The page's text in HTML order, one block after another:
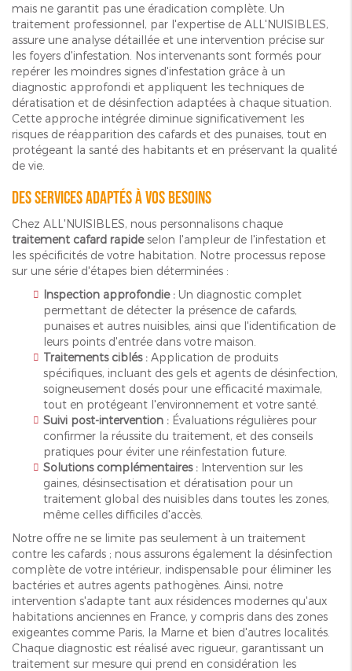
mais ne garantit pas une éradication complète. Un
traitement professionnel, par l'expertise de ALL'NUISIBLES,
assure une analyse détaillée et une intervention précise sur
les foyers d'infestation. Nos intervenants sont formés pour
repérer les moindres signes d'infestation grâce à un
diagnostic approfondi et appliquent les techniques de
dératisation et de désinfection adaptées à chaque situation.
Cette approche intégrée diminue significativement les
risques de réapparition des cafards et des punaises, tout en
protégeant la santé des habitants et en préservant la qualité
de vie.
Des services adaptés à vos besoins
Chez ALL'NUISIBLES, nous personnalisons chaque
traitement cafard rapideselon l'ampleur de l'infestation et
les spécificités de votre habitation. Notre processus repose
sur une série d'étapes bien déterminées :
Inspection approfondie : Un diagnostic complet
permettant de détecter la présence de cafards,
punaises et autres nuisibles, ainsi que l'identification de
leurs points d'entrée dans votre maison.
Traitements ciblés : Application de produits
spécifiques, incluant des gels et agents de désinfection,
soigneusement dosés pour une efficacité maximale,
tout en protégeant l'environnement et votre santé.
Suivi post-intervention : Évaluations régulières pour
confirmer la réussite du traitement, et des conseils
pratiques pour éviter une réinfestation future.
Solutions complémentaires : Intervention sur les
gaines, désinsectisation et dératisation pour un
traitement global des nuisibles dans toutes les zones,
même celles difficiles d'accès.
Notre offre ne se limite pas seulement à un traitement
contre les cafards ; nous assurons également la désinfection
complète de votre intérieur, indispensable pour éliminer les
bactéries et autres agents pathogènes. Ainsi, notre
intervention s'adapte tant aux résidences modernes qu'aux
habitations anciennes en France, y compris dans des zones
exigeantes comme Paris, la Marne et bien d'autres localités.
Chaque diagnostic est réalisé avec rigueur, garantissant un
traitement sur mesure qui prend en considération les